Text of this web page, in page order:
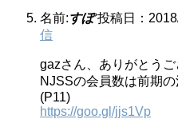
名前:すぽ 投稿日：
信
gazさん、ありがとうご
NJSSの会員数は前期
(P11)
https://goo.gl/jjs1Vp